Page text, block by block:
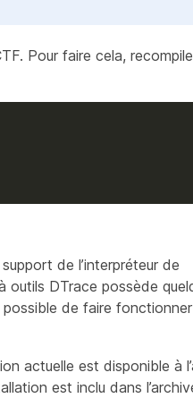
Pour faire cela,
de l’interpréteur de
DTrace possède
de faire
actuelle est disponible à
est inclu dans